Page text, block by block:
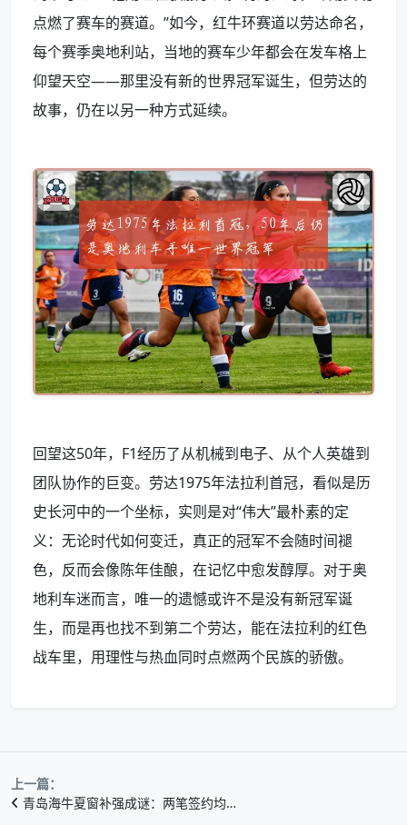
点燃了赛车的赛道。”如今，红牛环赛道以劳达命名，
每个赛季奥地利站，当地的赛车少年都会在发车格上
仰望天空——那里没有新的世界冠军诞生，但劳达的
故事，仍在以另一种方式延续。
回望这50年，F1经历了从机械到电子、从个人英雄到
团队协作的巨变。劳达1975年法拉利首冠，看似是历
史长河中的一个坐标，实则是对“伟大”最朴素的定
义：无论时代如何变迁，真正的冠军不会随时间褪
色，反而会像陈年佳酿，在记忆中愈发醇厚。对于奥
地利车迷而言，唯一的遗憾或许不是没有新冠军诞
生，而是再也找不到第二个劳达，能在法拉利的红色
战车里，用理性与热血同时点燃两个民族的骄傲。
上一篇：
青岛海牛夏窗补强成谜：两笔签约均…